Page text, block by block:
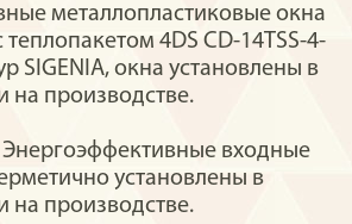
металлопластиковые окна
теплопакетом 4DS CD-14TSS-4-
SIGENIA, окна установлены в
на производстве.
Энергоэффективные входные
установлены в
на производстве.